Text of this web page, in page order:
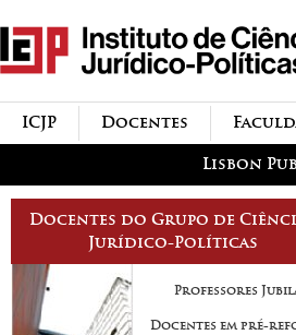
principal
icjp
menu-institucional
Docentes
ICJP
Lisbon
Docentes do Grupo de
Jurídico-Políticas
Professores
Docentes em pré-